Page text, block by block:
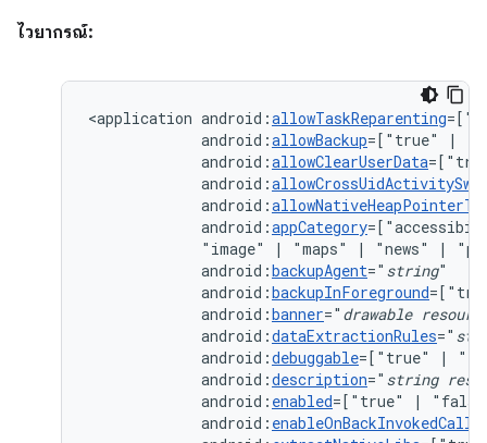
ไวยากรณ์:
<application android:allowTaskReparenting
android:allowBackup=["true"
|
android:allowClearUserData
android:
android:
android:appCategory
"image"
| "maps" | "news" |
android:backupAgent=" string
android:backupInForeground
android:banner=" drawable
android:dataExtractionRules="
android:debuggable=["true"
|
android:description=" string
android: enabled=["true"
|
android: